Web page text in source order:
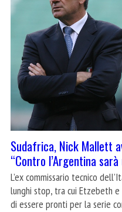
Sudafrica, Nick Mallett
“Contro l’Argentina
L’ex commissario tecnico
lunghi stop, tra cui Etzebeth
di essere pronti per la serie